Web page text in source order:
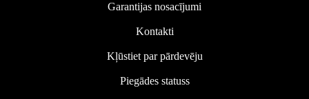
Garantijas nosacījumi
Kontakti
Kļūstiet par pārdevēju
Piegādes statuss